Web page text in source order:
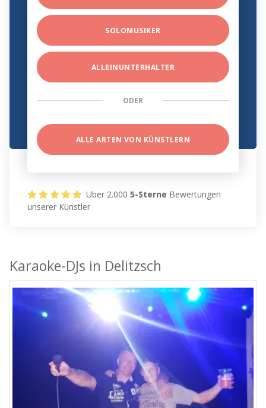
SOLOMUSIKER
ALLEINUNTERHALTER
ODER
ALLE ARTEN VON KÜNSTLERN
Über 2.0005-Sterne Bewertungen
unserer Künstler
Karaoke-DJs in Delitzsch